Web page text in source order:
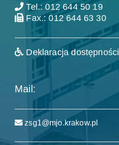
Tel.: 012 644 50 19
Fax.: 012 644 63 30
Deklaracja dostępności
Mail:
zsg1@mjo.krakow.pl